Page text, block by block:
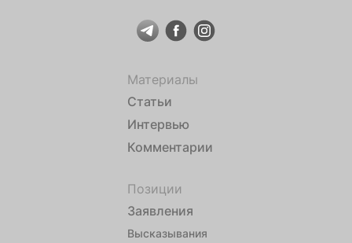
Материалы
Статьи
Интервью
Комментарии
Позиции
Заявления
Высказывания